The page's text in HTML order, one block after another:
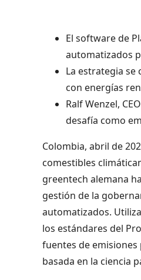
El software de
automatizados
La estrategia
con energías
Ralf Wenzel,
desafía como
Colombia, abril de
comestibles
greentech alemana
gestión de la
automatizados.
los estándares del
fuentes de emisiones
basada en la ciencia